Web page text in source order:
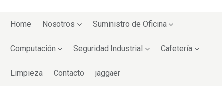
toHome Nosotros Suministro de Oficina
Computación Seguridad Industrial Cafetería
Limpieza Contacto jaggaer